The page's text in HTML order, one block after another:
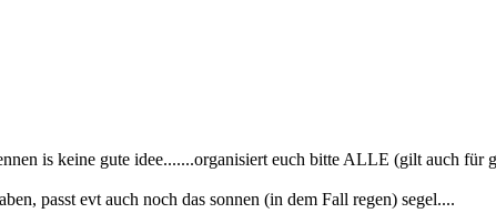
is keine gute idee.......organisiert euch bitte ALLE (gilt auch
passt evt auch noch das sonnen (in dem Fall regen) segel....